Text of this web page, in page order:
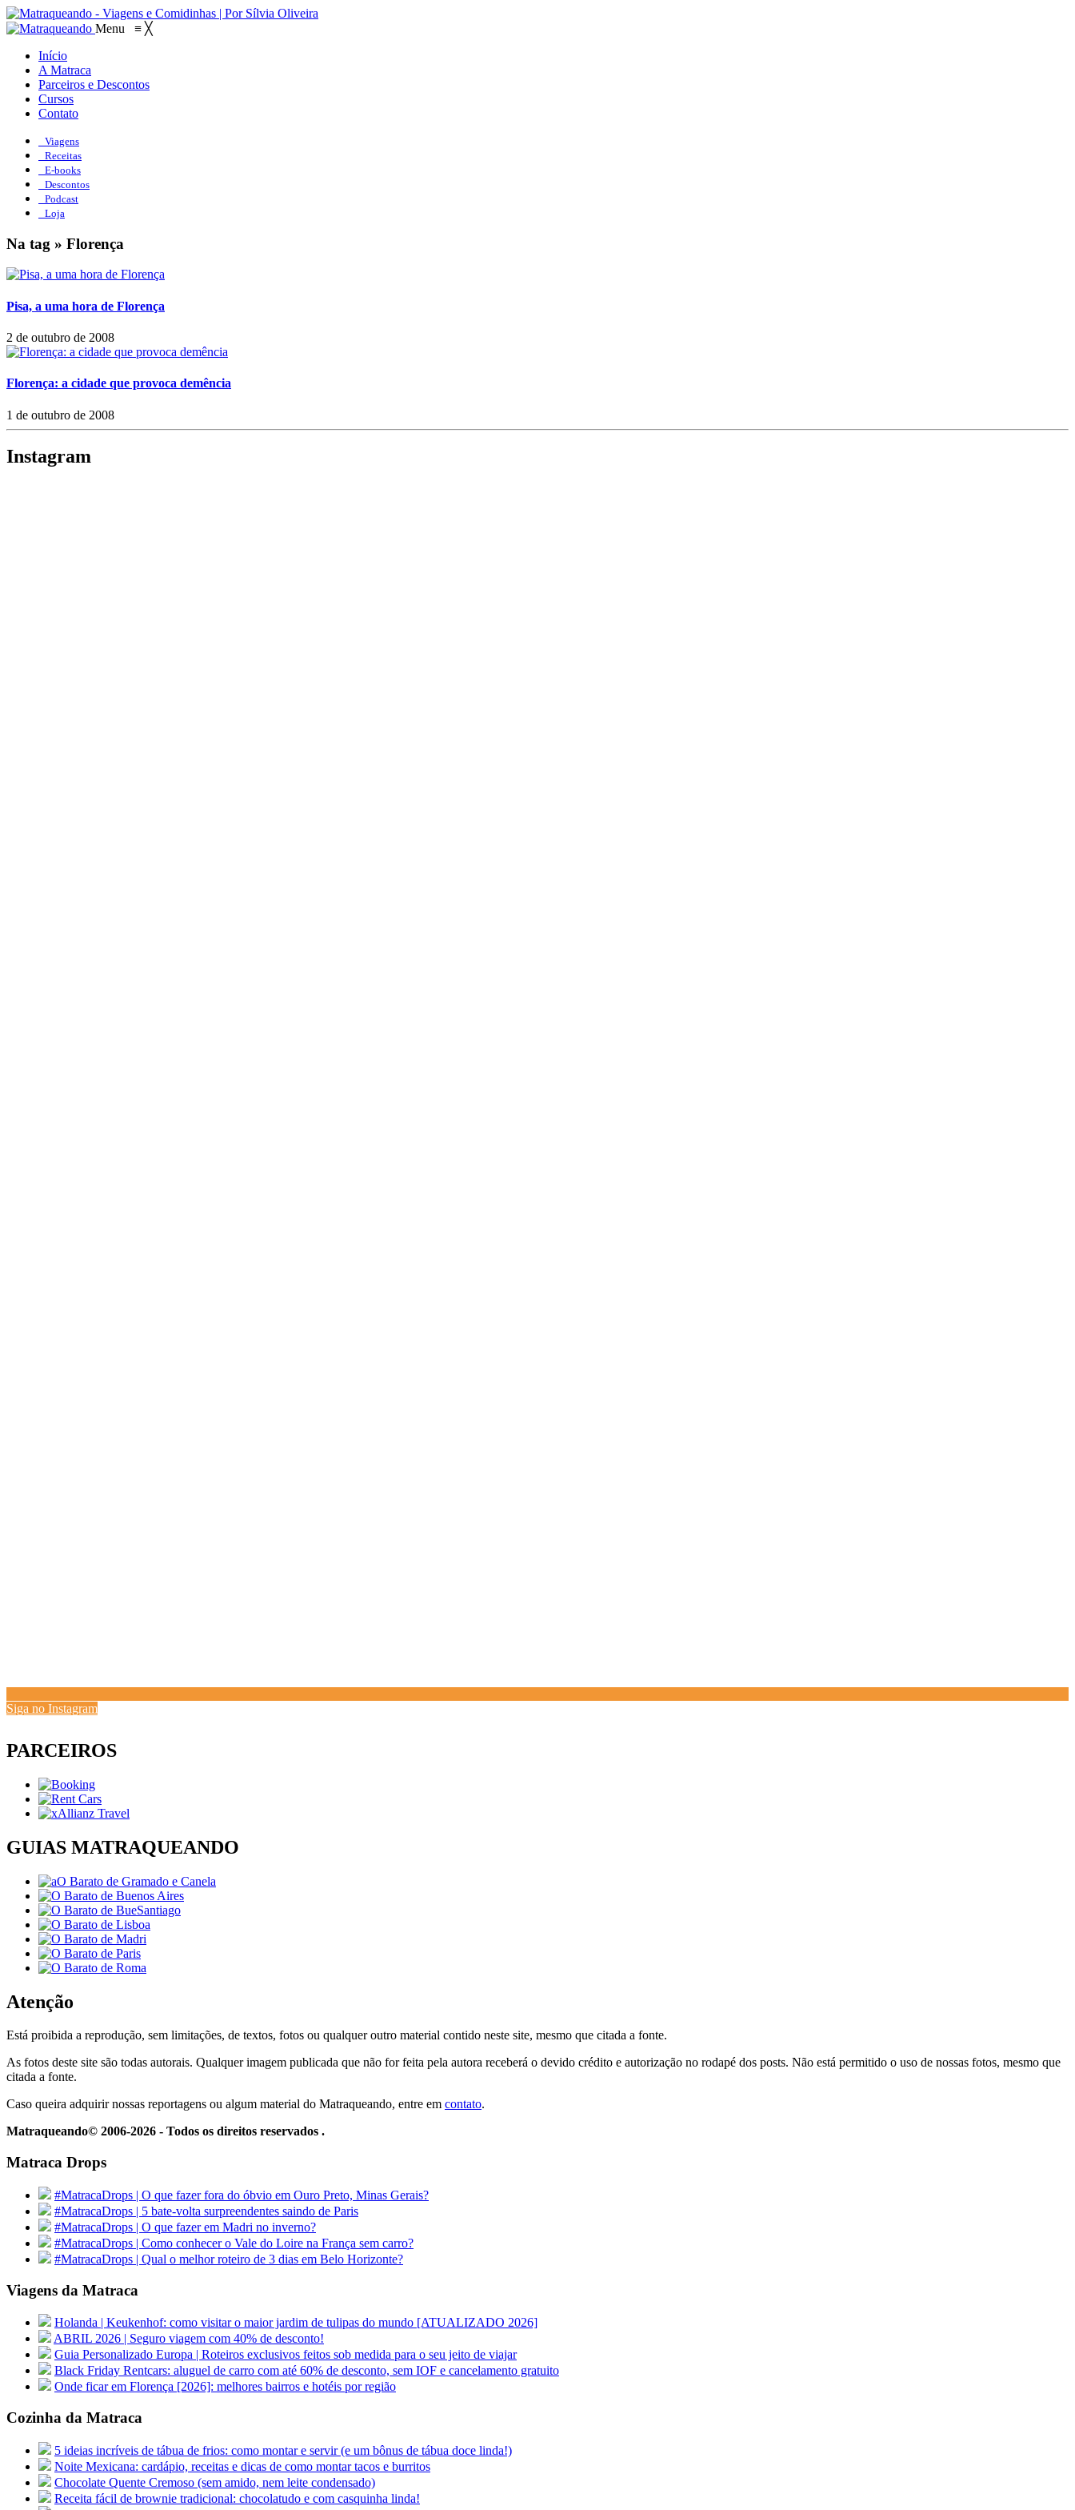
Menu ≡ ╳
Início
A Matraca
Parceiros e Descontos
Cursos
Contato
Viagens
Receitas
E-books
Descontos
Podcast
Loja
Na tag » Florença
Pisa, a uma hora de Florença
2 de outubro de 2008
Florença: a cidade que provoca demência
1 de outubro de 2008
Instagram
Siga no Instagram
PARCEIROS
GUIAS MATRAQUEANDO
Atenção
Está proibida a reprodução, sem limitações, de textos, fotos ou qualquer outro material contido neste site, mesmo que citada a fonte.
As fotos deste site são todas autorais. Qualquer imagem publicada que não for feita pela autora receberá o devido crédito e autorização no rodapé dos posts. Não está permitido o uso de nossas fotos, mesmo que
citada a fonte.
Caso queira adquirir nossas reportagens ou algum material do Matraqueando, entre em contato.
Matraqueando© 2006-2026 - Todos os direitos reservados .
Matraca Drops
#MatracaDrops | O que fazer fora do óbvio em Ouro Preto, Minas Gerais?
#MatracaDrops | 5 bate-volta surpreendentes saindo de Paris
#MatracaDrops | O que fazer em Madri no inverno?
#MatracaDrops | Como conhecer o Vale do Loire na França sem carro?
#MatracaDrops | Qual o melhor roteiro de 3 dias em Belo Horizonte?
Viagens da Matraca
Holanda | Keukenhof: como visitar o maior jardim de tulipas do mundo [ATUALIZADO 2026]
ABRIL 2026 | Seguro viagem com 40% de desconto!
Guia Personalizado Europa | Roteiros exclusivos feitos sob medida para o seu jeito de viajar
Black Friday Rentcars: aluguel de carro com até 60% de desconto, sem IOF e cancelamento gratuito
Onde ficar em Florença [2026]: melhores bairros e hotéis por região
Cozinha da Matraca
5 ideias incríveis de tábua de frios: como montar e servir (e um bônus de tábua doce linda!)
Noite Mexicana: cardápio, receitas e dicas de como montar tacos e burritos
Chocolate Quente Cremoso (sem amido, nem leite condensado)
Receita fácil de brownie tradicional: chocolatudo e com casquinha linda!